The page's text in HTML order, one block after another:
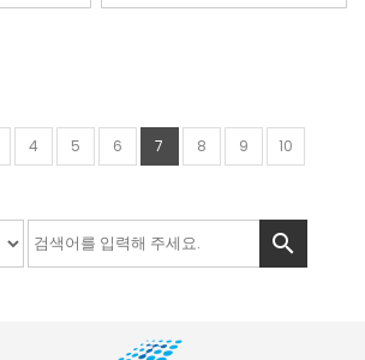
4 5 6 7 8 9 10
